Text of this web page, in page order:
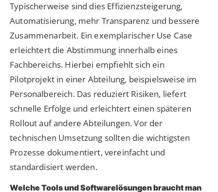
Typischerweise sind dies Effizienzsteigerung,
Automatisierung, mehr Transparenz und bessere
Zusammenarbeit. Ein exemplarischer Use Case
erleichtert die Abstimmung innerhalb eines
Fachbereichs. Hierbei empfiehlt sich ein
Pilotprojekt in einer Abteilung, beispielsweise im
Personalbereich. Das reduziert Risiken, liefert
schnelle Erfolge und erleichtert einen späteren
Rollout auf andere Abteilungen. Vor der
technischen Umsetzung sollten die wichtigsten
Prozesse dokumentiert, vereinfacht und
standardisiert werden.
Welche Tools und Softwarelösungen braucht man